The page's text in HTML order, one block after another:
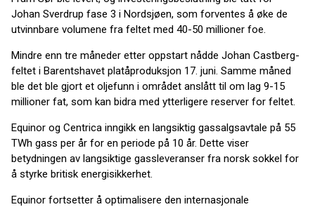
Johan Sverdrup fase 3 i Nordsjøen, som forventes å øke de
utvinnbare volumene fra feltet med 40-50 millioner foe.
Mindre enn tre måneder etter oppstart nådde Johan Castberg-
feltet i Barentshavet platåproduksjon 17. juni. Samme måned
ble det ble gjort et oljefunn i området anslått til om lag 9-15
millioner fat, som kan bidra med ytterligere reserver for feltet.
Equinor og Centrica inngikk en langsiktig gassalgsavtale på 55
TWh gass per år for en periode på 10 år. Dette viser
betydningen av langsiktige gassleveranser fra norsk sokkel for
å styrke britisk energisikkerhet.
Equinor fortsetter å optimalisere den internasjonale